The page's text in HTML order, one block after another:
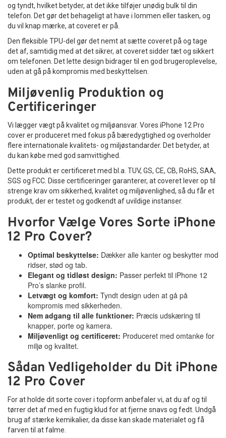
og tyndt, hvilket betyder, at det ikke tilføjer unødig bulk til din
telefon. Det gør det behageligt at have i lommen eller tasken, og
du vil knap mærke, at coveret er på.
Den fleksible TPU-del gør det nemt at sætte coveret på og tage
det af, samtidig med at det sikrer, at coveret sidder tæt og sikkert
om telefonen. Det lette design bidrager til en god brugeroplevelse,
uden at gå på kompromis med beskyttelsen.
Miljøvenlig Produktion og
Certificeringer
Vi lægger vægt på kvalitet og miljøansvar. Vores iPhone 12 Pro
cover er produceret med fokus på bæredygtighed og overholder
flere internationale kvalitets- og miljøstandarder. Det betyder, at
du kan købe med god samvittighed.
Dette produkt er certificeret med bl.a. TUV, GS, CE, CB, RoHS, SAA,
SGS og FCC. Disse certificeringer garanterer, at coveret lever op til
strenge krav om sikkerhed, kvalitet og miljøvenlighed, så du får et
produkt, der er testet og godkendt af uvildige instanser.
Hvorfor Vælge Vores Sorte iPhone
12 Pro Cover?
Optimal beskyttelse: Dækker alle kanter og beskytter mod
ridser, stød og tab.
Elegant og tidløst design: Passer perfekt til iPhone 12
Pro’s slanke profil.
Letvægt og komfort: Tyndt design uden at gå på
kompromis med sikkerheden.
Nem adgang til alle funktioner: Præcis udskæring til
knapper, porte og kamera.
Miljøvenligt og certificeret: Produceret med omtanke for
miljø og kvalitet.
Sådan Vedligeholder du Dit iPhone
12 Pro Cover
For at holde dit sorte cover i topform anbefaler vi, at du af og til
tørrer det af med en fugtig klud for at fjerne snavs og fedt. Undgå
brug af stærke kemikalier, da disse kan skade materialet og få
farven til at falme.